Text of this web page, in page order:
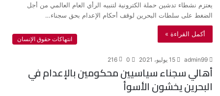
يعتزم نشطاء تدشين حملة الكترونية لتنبيه الرأي العام العالمي من أجل
الضغط على سلطات البحرين لوقف أحكام الإعدام بحق سجناء…
أكمل القراءة »
انتهاكات حقوق الإنسان
admin99 15 يوليو، 2021 0
216
أهالي سجناء سياسيين محكومين بالإعدام في
البحرين يخشون الأسوأ